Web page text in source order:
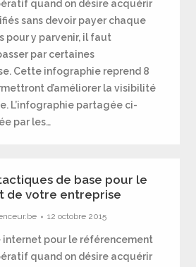
quand on désire acquérir
sans devoir payer chaque
pour y parvenir, il faut
par certaines
Cette infographie reprend 8
d’améliorer la visibilité
L’infographie partagée ci-
par les…
de base pour le
de votre entreprise
12 octobre 2015
internet pour le référencement
quand on désire acquérir